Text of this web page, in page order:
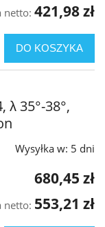
netto: 421,98 zł
DO KOSZYKA
λ 35°-38°,
Wysyłka w: 5 dni
680,45 zł
netto: 553,21 zł